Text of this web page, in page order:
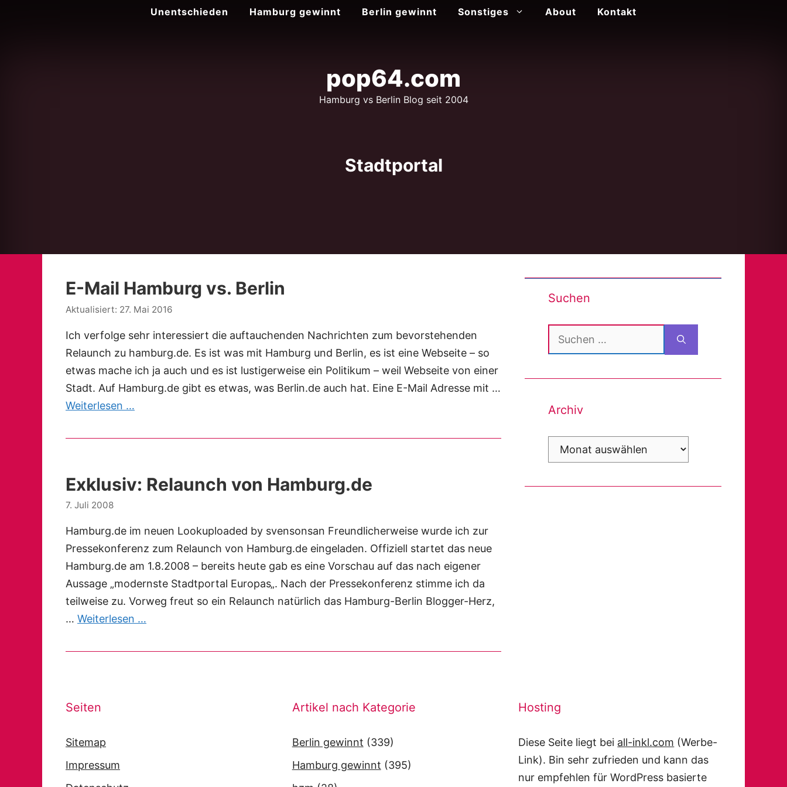
Unentschieden Hamburg gewinnt Berlin gewinnt Sonstiges About Kontakt
pop64.com
Hamburg vs Berlin Blog seit 2004
Stadtportal
E-Mail Hamburg vs. Berlin
27. Mai 2016
Ich verfolge sehr interessiert die auftauchenden Nachrichten zum bevorstehenden
Relaunch zu hamburg.de. Es ist was mit Hamburg und Berlin, es ist eine Webseite – so
etwas mache ich ja auch und es ist lustigerweise ein Politikum – weil Webseite von einer
Stadt. Auf Hamburg.de gibt es etwas, was Berlin.de auch hat. Eine E-Mail Adresse mit …
Weiterlesen …
Exklusiv: Relaunch von Hamburg.de
7. Juli 2008
Hamburg.de im neuen Lookuploaded by svensonsan Freundlicherweise wurde ich zur
Pressekonferenz zum Relaunch von Hamburg.de eingeladen. Offiziell startet das neue
Hamburg.de am 1.8.2008 – bereits heute gab es eine Vorschau auf das nach eigener
Aussage „modernste Stadtportal Europas„. Nach der Pressekonferenz stimme ich da
teilweise zu. Vorweg freut so ein Relaunch natürlich das Hamburg-Berlin Blogger-Herz,
… Weiterlesen …
Suchen
Suchen
Archiv
Archiv
Seiten
Sitemap
Impressum
Artikel nach Kategorie
Berlin gewinnt (339)
Hamburg gewinnt (395)
Hosting
Diese Seite liegt bei all-inkl.com (Werbe-
Link). Bin sehr zufrieden und kann das
nur empfehlen für WordPress basierte